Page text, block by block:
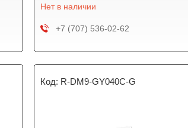
Нет в наличии
+7 (707) 536-02-62
R-DM9-GY040C-G